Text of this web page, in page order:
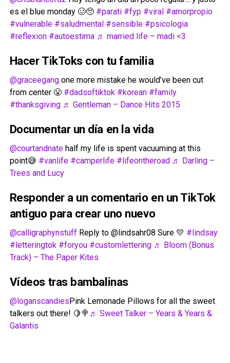
es el blue monday 🥴🥺 #parati #fyp #viral #amorpropio
#vulnerable #saludmental #sensible #psicologia
#reflexion #autoestima ♬ married life – madi <3
Hacer TikToks con tu familia
@graceegangone more mistake he would’ve been cut
from center 😤 #dadsoftiktok #korean #family
#thanksgiving ♬ Gentleman – Dance Hits 2015
Documentar un día en la vida
@courtandnatehalf my life is spent vacuuming at this
point😅 #vanlife #camperlife #lifeontheroad ♬ Darling –
Trees and Lucy
Responder a un comentario en un TikTok
antiguo para crear uno nuevo
@calligraphynstuffReply to @lindsahr08 Sure 💛 #lindsay
#letteringtok #foryou #customlettering ♬ Bloom (Bonus
Track) – The Paper Kites
Vídeos tras bambalinas
@loganscandiesPink Lemonade Pillows for all the sweet
talkers out there! 🍋🍭 ♬ Sweet Talker – Years & Years &
Galantis